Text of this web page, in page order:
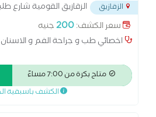
الزقازيق الزقازيق القومية شارع
سعر الكشف:200جنيه
اخصائي طب و جراحة الفم و الاسنان
متاح بكرة من 7:00 مساءً
الكشف باسبقية